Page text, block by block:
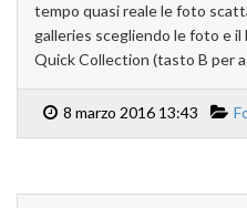
tempo quasi reale le foto
galleries scegliendo le foto e
Quick Collection (tasto B per
8 marzo 2016 13:43